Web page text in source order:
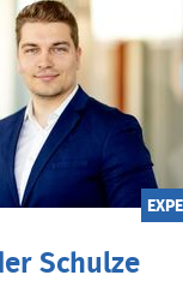
Schulze